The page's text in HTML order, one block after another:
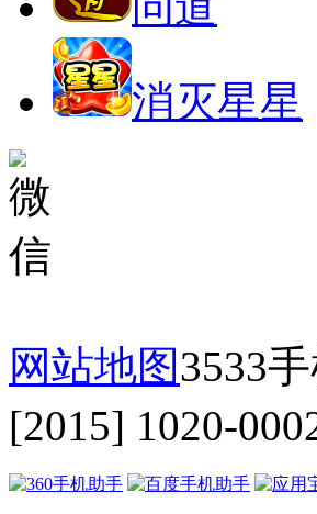
消灭星星
网站地图3533
[2015] 1020-